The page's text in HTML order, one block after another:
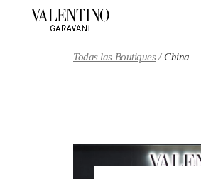
Todas las Boutiques China